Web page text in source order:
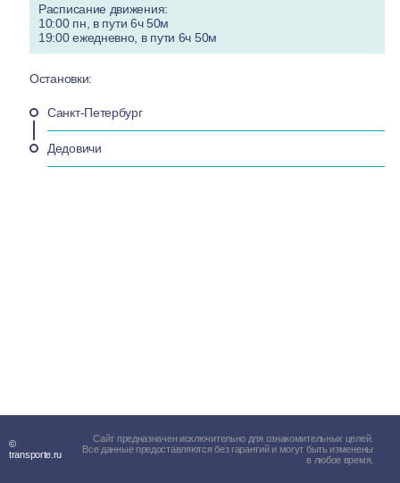
Расписание движения:
10:00 пн, в пути 6ч 50м
19:00 ежедневно, в пути 6ч 50м
Остановки:
Санкт-Петербург
Дедовичи
©
transporte.ru
Сайт предназначен исключительно для ознакомительных целей.
Все данные предоставляются без гарантий и могут быть изменены
в любое время.